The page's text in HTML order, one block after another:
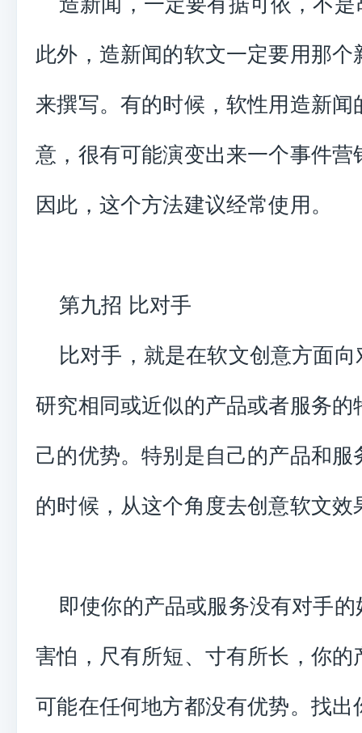
此外，造新闻的软文一定要用那个
来撰写。有的时候，软性用造新闻
意，很有可能演变出来一个事件营
因此，这个方法建议经常使用。
第九招 比对手
比对手，就是在软文创意方面向
研究相同或近似的产品或者服务的
己的优势。特别是自己的产品和服
的时候，从这个角度去创意软文效
即使你的产品或服务没有对手的
害怕，尺有所短、寸有所长，你的
可能在任何地方都没有优势。找出